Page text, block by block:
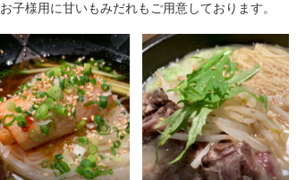
お子様用に甘いもみだれもご用意しております。